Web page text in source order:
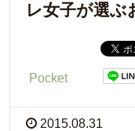
レ女子が選ぶ
Pocket
2015.08.31